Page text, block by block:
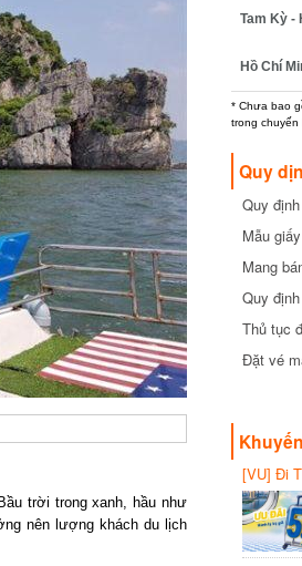
trời trong xanh, hầu như
nên lượng khách du lịch
Tam Kỳ -
Hồ Chí
* Chưa bao
trong chuyến
Quy
Quy
cần biết
Mẫu
Mang
Quy
Thủ tục
Đặt vé
[VU] Đi
giảm